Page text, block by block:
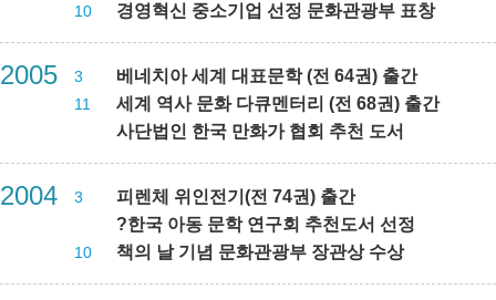
10 경영혁신 중소기업 선정 문화관광부 표창
2005 3 베네치아 세계 대표문학 (전 64권) 출간
11
세계 역사 문화 다큐멘터리 (전 68권) 출간
사단법인 한국 만화가 협회 추천 도서
2004 3
피렌체 위인전기(전 74권) 출간
?한국 아동 문학 연구회 추천도서 선정
10 책의 날 기념 문화관광부 장관상 수상